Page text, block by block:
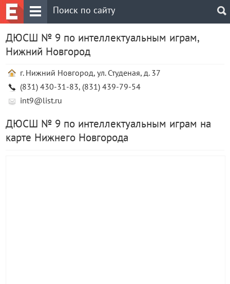
ДЮСШ № 9 по интеллектуальным играм,
Нижний Новгород
г. Нижний Новгород, ул. Студеная, д. 37
(831) 430-31-83, (831) 439-79-54
int9@list.ru
ДЮСШ № 9 по интеллектуальным играм на
карте Нижнего Новгорода